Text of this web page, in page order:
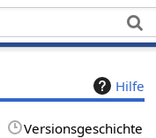
Hilfe
Versionsgeschichte